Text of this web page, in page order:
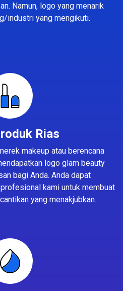
Namun, logo yang menarik
industri yang mengikuti.
Rias
makeup atau berencana
logo glam beauty
bagi Anda. Anda dapat
kami untuk membuat
yang menakjubkan.